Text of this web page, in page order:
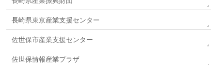
長崎県東京産業支援センター
佐世保市産業支援センター
佐世保情報産業プラザ